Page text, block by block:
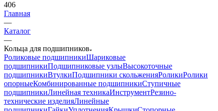
406
Главная
—
Каталог
—
Кольца для подшипников
Роликовые подшипникиШариковые
подшипникиПодшипниковые узлыВысокоточные
подшипникиВтулкиПодшипники скольженияРоликиРолики
опорныеКомбинированные подшипникиСтупичные
подшипникиЛинейная техникаИнструментРезино-
технические изделияЛинейные